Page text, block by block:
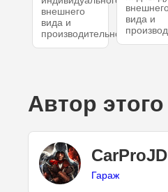
внешнего
вида и
производительности.
вида и
Автор
Гараж